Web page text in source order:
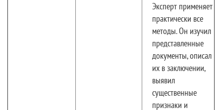
Эксперт применяет
практически все
методы. Он изучил
представленные
документы, описал
их в заключении,
выявил
существенные
признаки и